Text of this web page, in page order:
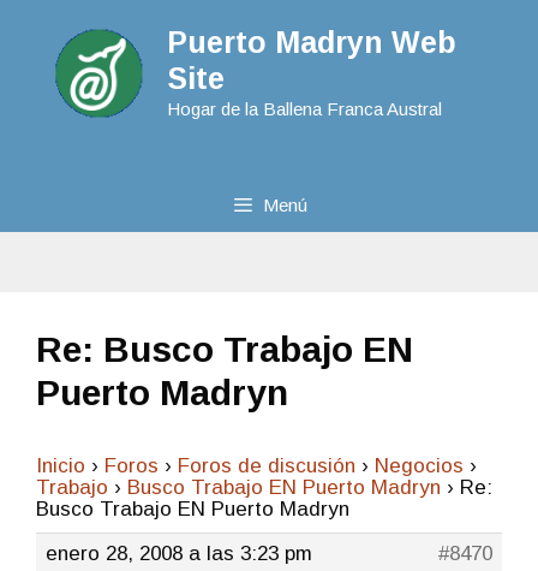
Puerto Madryn Web
Site
Hogar de la Ballena Franca Austral
Menú
Re: Busco Trabajo EN
Puerto Madryn
Inicio › Foros › Foros de discusión › Negocios ›
Trabajo › Busco Trabajo EN Puerto Madryn › Re:
Busco Trabajo EN Puerto Madryn
enero 28, 2008 a las 3:23 pm
#8470